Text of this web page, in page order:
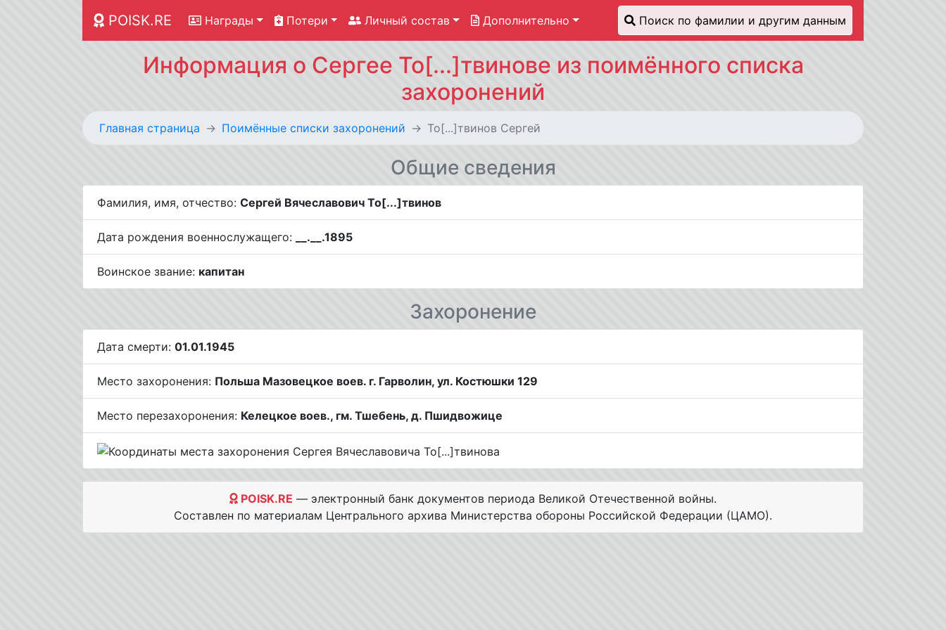
POISK.RE Награды Потери Личный состав Дополнительно Поиск по фамилии и другим данным
Информация о Сергее То[...]твинове из поимённого списка
захоронений
Главная страница Поимённые списки захоронений То[...]твинов Сергей
Общие сведения
Фамилия, имя, отчество: Сергей Вячеславович То[...]твинов
Дата рождения военнослужащего: __.__.1895
Воинское звание: капитан
Захоронение
Дата смерти: 01.01.1945
Место захоронения: Польша Мазовецкое воев. г. Гарволин, ул. Костюшки 129
Место перезахоронения: Келецкое воев., гм. Тшебень, д. Пшидвожице
POISK.RE — электронный банк документов периода Великой Отечественной войны.
Составлен по материалам Центрального архива Министерства обороны Российской Федерации (ЦАМО).